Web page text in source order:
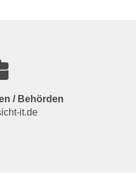
/ Behörden
it.de